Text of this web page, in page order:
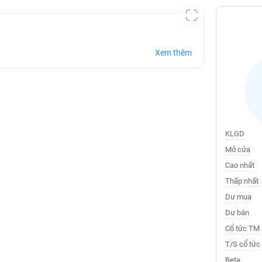
Xem thêm
KLGD
Mở cửa
Cao nhất
Thấp nhất
Dư mua
Dư bán
Cổ tức TM
T/S cổ tức
Beta